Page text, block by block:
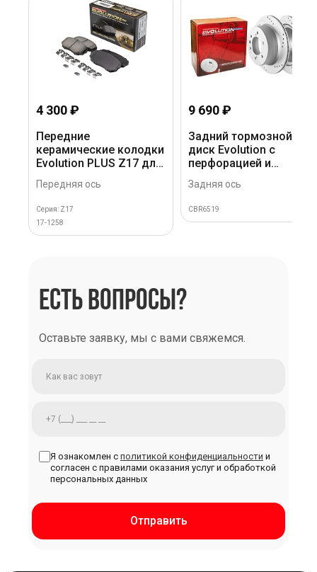
4 300 ₽
Передние
керамические колодки
Evolution PLUS Z17 для
Mazda CX-5 2016+, CX-
7, CX-9 2016+,
Mitsubishi Pajero Sport
2015+
Передняя ось
Серия: Z17
17-1258
9 690 ₽
Задний тормозной
диск Evolution с
перфорацией и
насечками в покрытии
GEOMET для Mitsubishi
Pajero 2014+, Pajero
Задняя ось
CBR6519
ЕСТЬ ВОПРОСЫ?
Оставьте заявку, мы с вами свяжемся.
Отправить
Я ознакомлен с политикой конфиденциальности и
согласен с правилами оказания услуг и обработкой
персональных данных